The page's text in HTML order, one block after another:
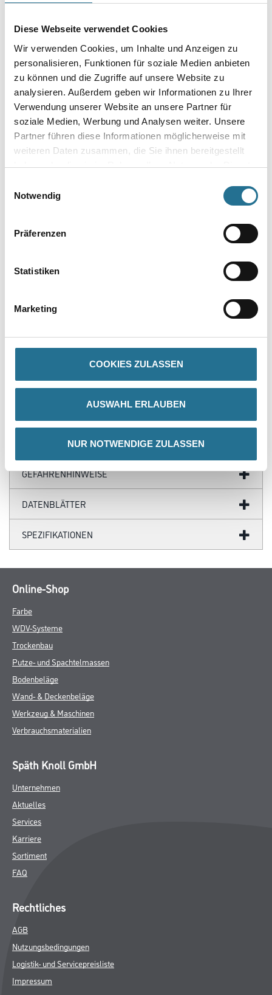
Diese Webseite verwendet Cookies
Wir verwenden Cookies, um Inhalte und Anzeigen zu
personalisieren, Funktionen für soziale Medien anbieten
zu können und die Zugriffe auf unsere Website zu
analysieren. Außerdem geben wir Informationen zu Ihrer
Verwendung unserer Website an unsere Partner für
soziale Medien, Werbung und Analysen weiter. Unsere
Partner führen diese Informationen möglicherweise mit
weiteren Daten zusammen, die Sie ihnen bereitgestellt
haben oder die sie im Rahmen Ihrer Nutzung der Dienste
Notwendig
Präferenzen
Statistiken
Marketing
COOKIES ZULASSEN
AUSWAHL ERLAUBEN
NUR NOTWENDIGE ZULASSEN
Breite in centimeter
Gebinde
Umrechnungsfaktoren
Motivs. Gefräste Klebefläche für eine optimale Anhaftung des
ZUSATZINFOS
GEFAHRENHINWEISE
DATENBLÄTTER
SPEZIFIKATIONEN
Online-Shop
Farbe
WDV-Systeme
Trockenbau
Putze- und Spachtelmassen
Bodenbeläge
Wand- & Deckenbeläge
Werkzeug & Maschinen
Verbrauchsmaterialien
Späth Knoll GmbH
Unternehmen
Aktuelles
Services
Karriere
Sortiment
FAQ
Rechtliches
AGB
Nutzungsbedingungen
Logistik- und Servicepreisliste
Impressum